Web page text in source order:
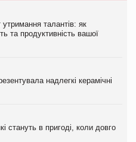
утримання талантів: як
та продуктивність вашої
надлегкі керамічні
стануть в пригоді, коли довго